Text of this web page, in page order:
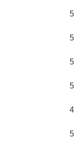
5
5
5
5
4
5